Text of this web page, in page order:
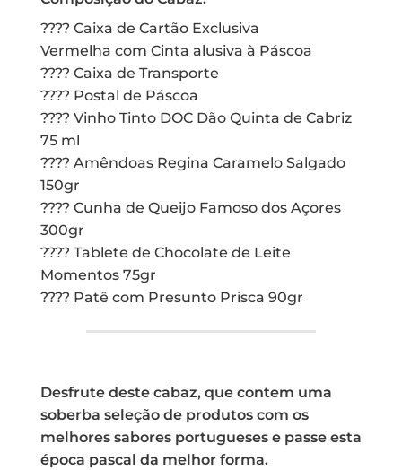
???? Caixa de Cartão Exclusiva
Vermelha com Cinta alusiva à Páscoa
???? Caixa de Transporte
???? Postal de Páscoa
???? Vinho Tinto DOC Dão Quinta de Cabriz
75 ml
???? Amêndoas Regina Caramelo Salgado
150gr
???? Cunha de Queijo Famoso dos Açores
300gr
???? Tablete de Chocolate de Leite
Momentos 75gr
???? Patê com Presunto Prisca 90gr
Desfrute deste cabaz, que contem uma
soberba seleção de produtos com os
melhores sabores portugueses e passe esta
época pascal da melhor forma.